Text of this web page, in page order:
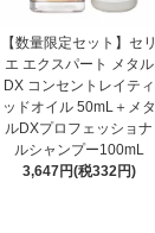
【数量限定セット】セリ
エ エクスパート メタル
DX コンセントレイティ
ッドオイル 50mL＋メタ
ルDXプロフェッショナ
ルシャンプー100mL
3,647円(税332円)